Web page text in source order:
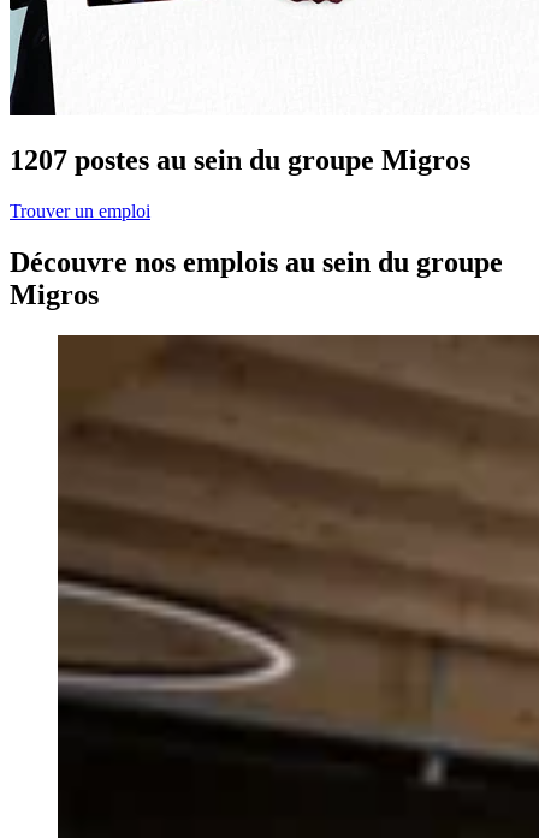
1207 postes au sein du groupe Migros
Trouver un emploi
Découvre nos emplois au sein du groupe
Migros